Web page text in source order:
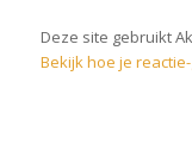
Deze site gebruikt
Bekijk hoe je